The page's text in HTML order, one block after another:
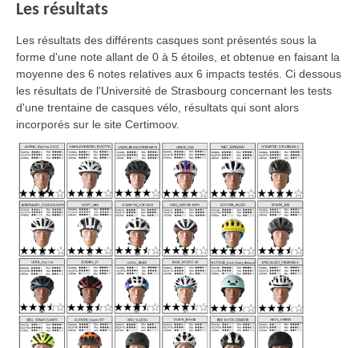
Les résultats
Les résultats des différents casques sont présentés sous la
forme d'une note allant de 0 à 5 étoiles, et obtenue en faisant la
moyenne des 6 notes relatives aux 6 impacts testés. Ci dessous
les résultats de l'Université de Strasbourg concernant les tests
d'une trentaine de casques vélo, résultats qui sont alors
incorporés sur le site Certimoov.